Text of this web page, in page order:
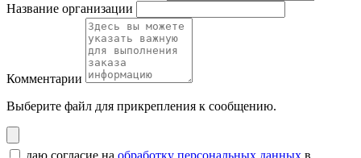
Название организации
Комментарии
Выберите файл для прикрепления к сообщению.